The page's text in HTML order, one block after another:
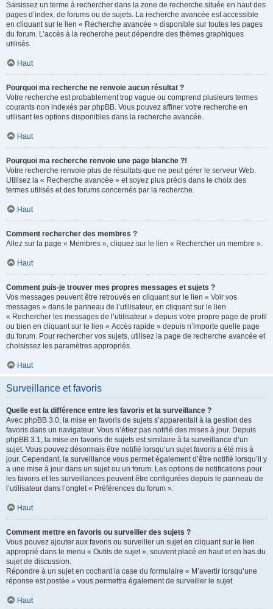
Saisissez un terme à rechercher dans la zone de recherche située en haut des
pages d’index, de forums ou de sujets. La recherche avancée est accessible
en cliquant sur le lien « Recherche avancée » disponible sur toutes les pages
du forum. L’accès à la recherche peut dépendre des thèmes graphiques
utilisés.
Haut
Pourquoi ma recherche ne renvoie aucun résultat ?
Votre recherche est probablement trop vague ou comprend plusieurs termes
courants non indexés par phpBB. Vous pouvez affiner votre recherche en
utilisant les options disponibles dans la recherche avancée.
Haut
Pourquoi ma recherche renvoie une page blanche ?!
Votre recherche renvoie plus de résultats que ne peut gérer le serveur Web.
Utilisez la « Recherche avancée » et soyez plus précis dans le choix des
termes utilisés et des forums concernés par la recherche.
Haut
Comment rechercher des membres ?
Allez sur la page « Membres », cliquez sur le lien « Rechercher un membre ».
Haut
Comment puis-je trouver mes propres messages et sujets ?
Vos messages peuvent être retrouvés en cliquant sur le lien « Voir vos
messages » dans le panneau de l’utilisateur, en cliquant sur le lien
« Rechercher les messages de l’utilisateur » depuis votre propre page de profil
ou bien en cliquant sur le lien « Accès rapide » depuis n’importe quelle page
du forum. Pour rechercher vos sujets, utilisez la page de recherche avancée et
choisissez les paramètres appropriés.
Haut
Surveillance et favoris
Quelle est la différence entre les favoris et la surveillance ?
Avec phpBB 3.0, la mise en favoris de sujets s’apparentait à la gestion des
favoris dans un navigateur. Vous n’étiez pas notifié des mises à jour. Depuis
phpBB 3.1, la mise en favoris de sujets est similaire à la surveillance d’un
sujet. Vous pouvez désormais être notifié lorsqu’un sujet favoris a été mis à
jour. Cependant, la surveillance vous permet également d’être notifié lorsqu’il y
a une mise à jour dans un sujet ou un forum. Les options de notifications pour
les favoris et les surveillances peuvent être configurées depuis le panneau de
l’utilisateur dans l’onglet « Préférences du forum ».
Haut
Comment mettre en favoris ou surveiller des sujets ?
Vous pouvez ajouter aux favoris ou surveiller un sujet en cliquant sur le lien
approprié dans le menu « Outils de sujet », souvent placé en haut et en bas du
sujet de discussion.
Répondre à un sujet en cochant la case du formulaire « M’avertir lorsqu’une
réponse est postée » vous permettra également de surveiller le sujet.
Haut